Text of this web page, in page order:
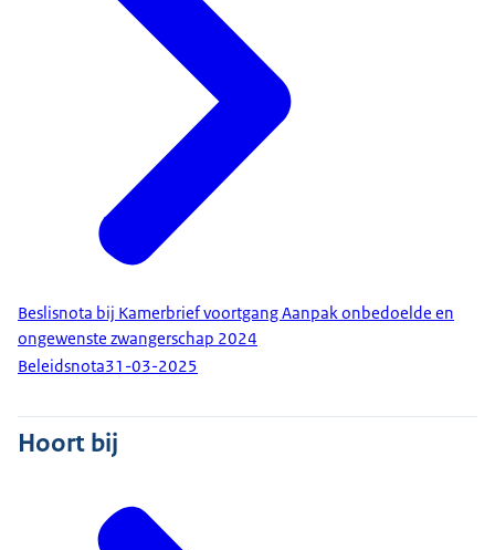
Beslisnota bij Kamerbrief voortgang Aanpak onbedoelde en
ongewenste zwangerschap 2024
Beleidsnota31-03-2025
Hoort bij